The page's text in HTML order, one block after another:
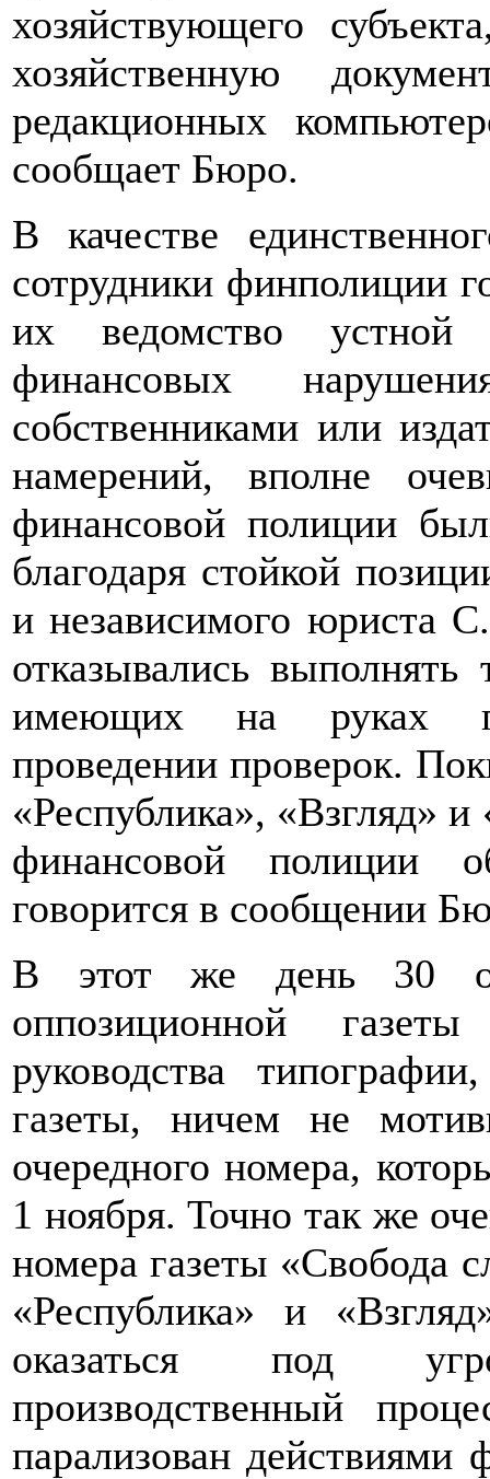
хозяйствующего
хозяйственную
редакционных
сообщает Бюро.
В качестве
сотрудники финполиции
их ведомство устной
финансовых
собственниками или
намерений, вполне
финансовой полиции
благодаря стойкой
и независимого юриста
отказывались
имеющих на руках
проведении проверок.
«Республика», «Взгляд»
финансовой полиции
говорится в сообщении
В этот же день 30
оппозиционной
руководства
газеты, ничем не
очередного номера,
1 ноября. Точно так же
номера газеты «Свобода
«Республика» и
оказаться под
производственный
парализован